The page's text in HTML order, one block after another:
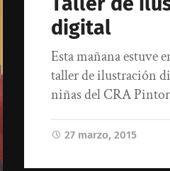
digital
Esta mañana estuve
taller de ilustración
niñas del CRA
27 marzo, 2015